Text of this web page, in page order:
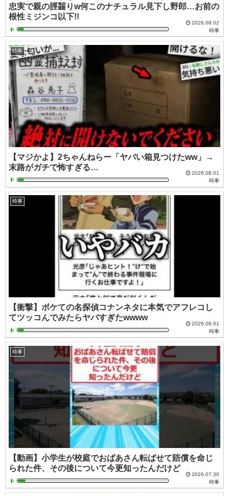
忠実で親の脛齧りw何このナチュラル見下し野郎…お前の
根性ミジンコ以下!!
2026.08.02
時事
時事
【マジかよ】2ちゃんねらー「ヤバい箱見つけたww」→
末路がガチで怖すぎる…
2026.08.01
時事
時事
【衝撃】ボケての名探偵コナンネタに本気でアフレコし
てツッコんでみたらヤバすぎたwwww
2026.08.01
時事
時事
【動画】小学生が校庭でおばあさん転ばせて賠償を命じ
られた件、その後について今更知ったんだけど
2026.07.30
時事